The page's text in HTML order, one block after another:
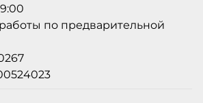
по предварительной